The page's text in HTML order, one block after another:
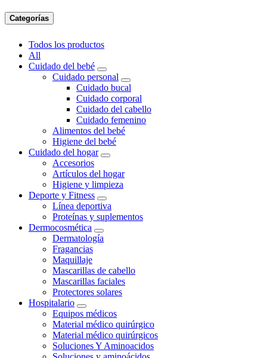
Categorías
Todos los productos
All
Cuidado del bebé
Cuidado personal
Cuidado bucal
Cuidado corporal
Cuidado del cabello
Cuidado femenino
Alimentos del bebé
Higiene del bebé
Cuidado del hogar
Accesorios
Artículos del hogar
Higiene y limpieza
Deporte y Fitness
Línea deportiva
Proteínas y suplementos
Dermocosmética
Dermatología
Fragancias
Maquillaje
Mascarillas de cabello
Mascarillas faciales
Protectores solares
Hospitalario
Equipos médicos
Material médico quirúrgico
Material médico quirúrgicos
Soluciones Y Aminoacidos